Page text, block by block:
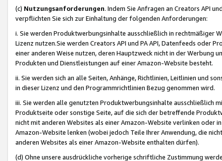
(c) Nutzungsanforderungen. Indem Sie Anfragen an Creators API
verpflichten Sie sich zur Einhaltung der folgenden Anforderungen:
i. Sie werden Produktwerbungsinhalte ausschließlich in rechtmäßiger
Lizenz nutzen.Sie werden Creators API und PA API, Datenfeeds oder
einer anderen Weise nutzen, deren Hauptzweck nicht in der Werbung
Produkten und Dienstleistungen auf einer Amazon-Website besteht.
ii. Sie werden sich an alle Seiten, Anhänge, Richtlinien, Leitlinien und
in dieser Lizenz und den Programmrichtlinien Bezug genommen wird.
iii. Sie werden alle genutzten Produktwerbungsinhalte ausschließlich
Produktseite oder sonstige Seite, auf die sich der betreffende
nicht mit anderen Websites als einer Amazon-Website verlinken oder
Amazon-Website lenken (wobei jedoch Teile Ihrer Anwendung, die
anderen Websites als einer Amazon-Website enthalten dürfen).
(d) Ohne unsere ausdrückliche vorherige schriftliche Zustimmung